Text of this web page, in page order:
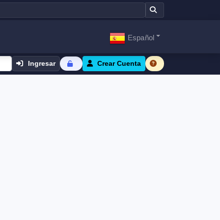
Español
Ingresar Crear Cuenta